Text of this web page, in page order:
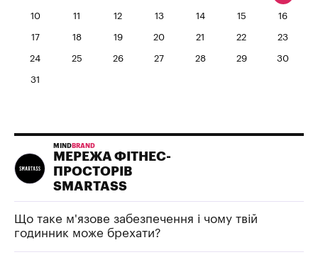
10 11 12 13 14 15 16
17 18 19 20 21 22 23
24 25 26 27 28 29 30
31
MIND BRAND
МЕРЕЖА ФІТНЕС-
ПРОСТОРІВ
SMARTASS
Що таке м'язове забезпечення і чому твій
годинник може брехати?